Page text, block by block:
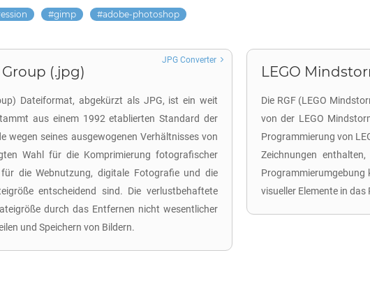
gimp adobe-photoshop
(.jpg)
Dateiformat, abgekürzt als JPG, ist ein weit
aus einem 1992 etablierten Standard der
seines ausgewogenen Verhältnisses von
Wahl für die Komprimierung fotografischer
die Webnutzung, digitale Fotografie und die
entscheidend sind. Die verlustbehaftete
durch das Entfernen nicht wesentlicher
und Speichern von Bildern.
JPG Converter
LEGO
Die RGF (LEGO
von der LEGO
Programmierung von
Zeichnungen
Programmierumgebung
visueller Elemente in